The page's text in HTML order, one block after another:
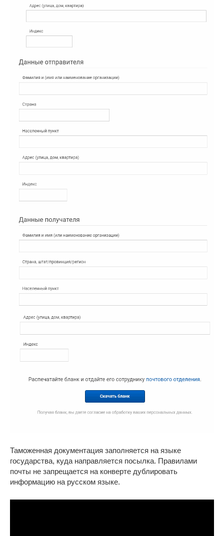
Таможенная документация заполняется на языке
государства, куда направляется посылка. Правилами
почты не запрещается на конверте дублировать
информацию на русском языке.